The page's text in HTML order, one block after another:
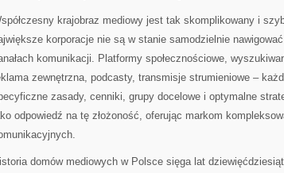
krajobraz mediowy jest tak skomplikowany i
korporacje nie są w stanie samodzielnie
komunikacji. Platformy społecznościowe,
zewnętrzna, podcasty, transmisje strumieniowe –
zasady, cenniki, grupy docelowe i optymalne
odpowiedź na tę złożoność, oferując markom
domów mediowych w Polsce sięga lat